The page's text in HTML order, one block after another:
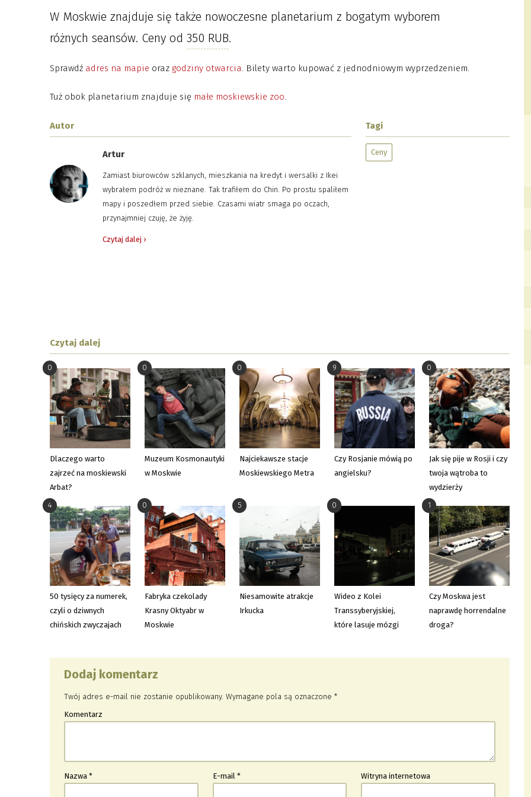
W Moskwie znajduje się także nowoczesne planetarium z bogatym wyborem
różnych seansów. Ceny od350 RUB.
Sprawdź adres na mapie oraz godziny otwarcia. Bilety warto kupować z jednodniowym wyprzedzeniem.
Tuż obok planetarium znajduje się małe moskiewskie zoo.
Autor
Artur
Zamiast biurowców szklanych, mieszkania na kredyt i wersalki z Ikei
wybrałem podróż w nieznane. Tak trafiłem do Chin. Po prostu spaliłem
mapy i poszedłem przed siebie. Czasami wiatr smaga po oczach,
przynajmniej czuję, że żyję.
Czytaj dalej ›
Tagi
Ceny
Czytaj dalej
Dlaczego warto
zajrzeć na moskiewski
Arbat?
0
Muzeum Kosmonautyki
w Moskwie
0
Najciekawsze stacje
Moskiewskiego Metra
0
Czy Rosjanie mówią po
angielsku?
9
Jak się pije w Rosji i czy
twoja wątroba to
wydzierży
0
50 tysięcy za numerek,
czyli o dziwnych
chińskich zwyczajach
4
Fabryka czekolady
Krasny Oktyabr w
Moskwie
0
Niesamowite atrakcje
Irkucka
5
Wideo z Kolei
Transsyberyjskiej,
które lasuje mózgi
0
Czy Moskwa jest
naprawdę horrendalne
droga?
1
Dodaj komentarz
Twój adres e-mail nie zostanie opublikowany. Wymagane pola są oznaczone*
Komentarz
Nazwa* E-mail * Witryna internetowa